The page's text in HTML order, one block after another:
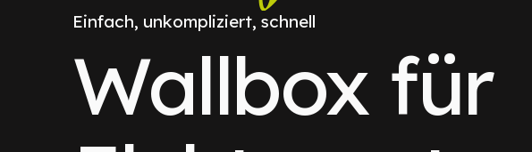
Einfach, unkompliziert, schnell
Wallbox für